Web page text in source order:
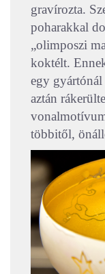
gravírozta.
poharakkal
„olimposzi
koktélt.
egy
aztán
többitől,